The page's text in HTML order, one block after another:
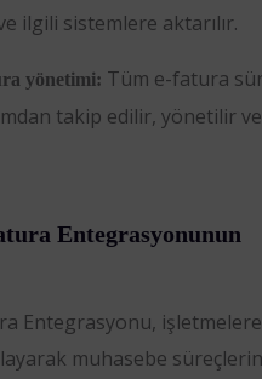
ilgili sistemlere aktarılır.
yönetimi: Tüm e-fatura
takip edilir, yönetilir ve
Entegrasyonunun
Entegrasyonu,
muhasebe